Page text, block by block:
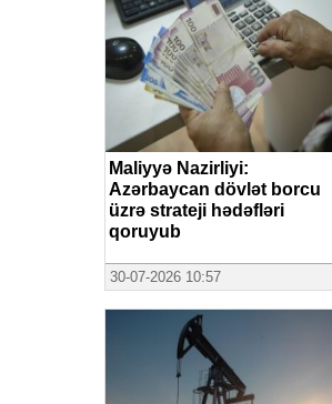
Maliyyə Nazirliyi:
Azərbaycan dövlət borcu
üzrə strateji hədəfləri
qoruyub
30-07-2026 10:57